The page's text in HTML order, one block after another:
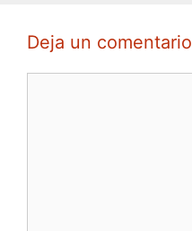
Deja un comentario